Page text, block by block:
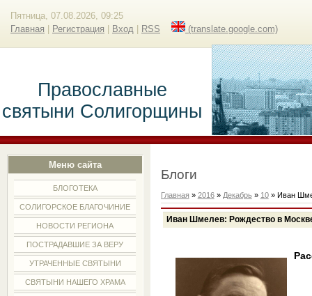
Пятница, 07.08.2026, 09:25
Главная
Регистрация Вход RSS (translate.google.com)
Православные
святыни Солигорщины
Меню сайта
БЛОГОТЕКА
СОЛИГОРСКОЕ БЛАГОЧИНИЕ
НОВОСТИ РЕГИОНА
ПОСТРАДАВШИЕ ЗА ВЕРУ
УТРАЧЕННЫЕ СВЯТЫНИ
СВЯТЫНИ НАШЕГО ХРАМА
Блоги
Главная » 2016 » Декабрь » 10» Иван
Иван Шмелев: Рождество в